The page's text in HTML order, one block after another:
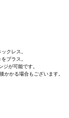
クレス。
プラス。
が可能です。
かる場合もございます。